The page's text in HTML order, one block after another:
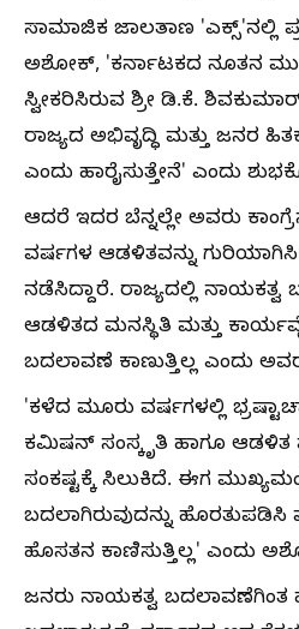
ಸಾಮಾಜಿಕ ಜಾಲತಾಣ 'ಎಕ್ಸ್'ನಲ್ಲಿ
ಅಶೋಕ್, 'ಕರ್ನಾಟಕದ ನೂತನ
ಸ್ವೀಕರಿಸಿರುವ ಶ್ರೀ ಡಿ.ಕೆ.
ರಾಜ್ಯದ ಅಭಿವೃದ್ಧಿ ಮತ್ತು ಜನರ
ಎಂದು ಹಾರೈಸುತ್ತೇನೆ' ಎಂದು
ಆದರೆ ಇದರ ಬೆನ್ನಲ್ಲೇ ಅವರು
ವರ್ಷಗಳ ಆಡಳಿತವನ್ನು
ನಡೆಸಿದ್ದಾರೆ. ರಾಜ್ಯದಲ್ಲಿ
ಆಡಳಿತದ ಮನಸ್ಥಿತಿ ಮತ್ತು
ಬದಲಾವಣೆ ಕಾಣುತ್ತಿಲ್ಲ ಎಂದು
'ಕಳೆದ ಮೂರು ವರ್ಷಗಳಲ್ಲಿ
ಕಮಿಷನ್ ಸಂಸ್ಕೃತಿ ಹಾಗೂ ಆಡಳಿತ
ಸಂಕಷ್ಟಕ್ಕೆ ಸಿಲುಕಿದೆ. ಈಗ
ಬದಲಾಗಿರುವುದನ್ನು
ಹೊಸತನ ಕಾಣಿಸುತ್ತಿಲ್ಲ' ಎಂದು
ಜನರು ನಾಯಕತ್ವ ಬದಲಾವಣೆಗಿಂತ